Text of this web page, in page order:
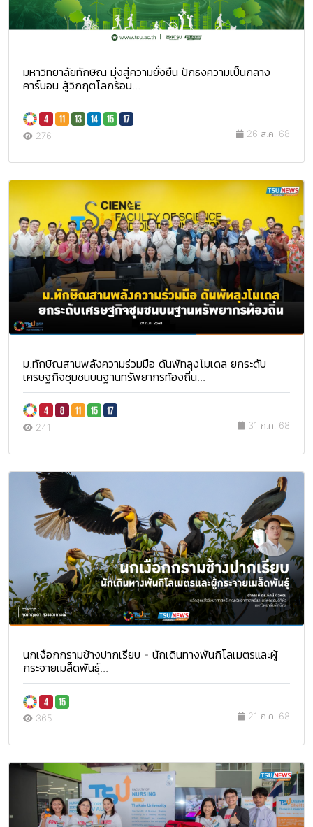
มหาวิทยาลัยทักษิณ มุ่งสู่ความยั่งยืน ปักธงความเป็นกลาง
คาร์บอน สู้วิกฤตโลกร้อน...
276 26 ส.ค. 68
ม.ทักษิณสานพลังความร่วมมือ ดันพัทลุงโมเดล ยกระดับ
เศรษฐกิจชุมชนบนฐานทรัพยากรท้องถิ่น...
241 31 ก.ค. 68
นกเงือกกรามช้างปากเรียบ - นักเดินทางพันกิโลเมตรและผู้
กระจายเมล็ดพันธุ์...
365 21 ก.ค. 68